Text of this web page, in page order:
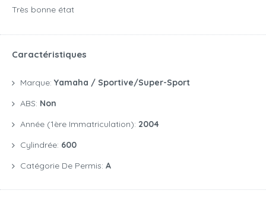
Très bonne état
Caractéristiques
Marque: Yamaha / Sportive/Super-Sport
ABS: Non
Année (1ère Immatriculation): 2004
Cylindrée: 600
Catégorie De Permis: A